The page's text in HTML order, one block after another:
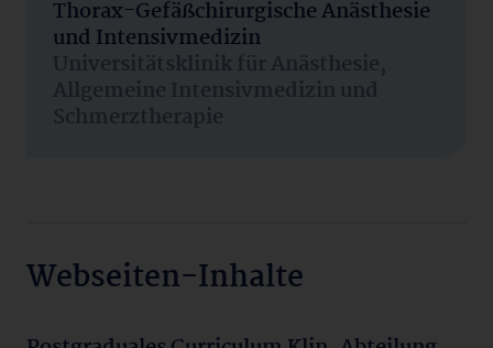
Thorax-Gefäßchirurgische Anästhesie
und Intensivmedizin
Universitätsklinik für Anästhesie,
Allgemeine Intensivmedizin und
Schmerztherapie
Webseiten-Inhalte